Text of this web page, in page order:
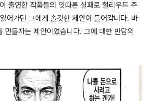
출연한 작품들의 잇따른 실패로 헐리우드 주
어가던 그에게 솔깃한 제안이 들어갑니다. 바
만들자는 제안이었습니다. 그에 대한 반담의